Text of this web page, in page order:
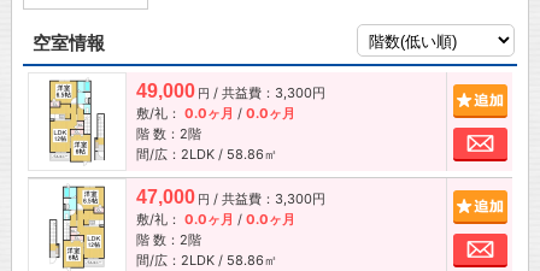
空室情報
49,000 円 / 共益費：3,300円
敷/礼： 0.0ヶ月 / 0.0ヶ月
階 数：2階
間/広：2LDK / 58.86㎡
お
47,000 円 / 共益費：3,300円
敷/礼： 0.0ヶ月 / 0.0ヶ月
階 数：2階
間/広：2LDK / 58.86㎡
お